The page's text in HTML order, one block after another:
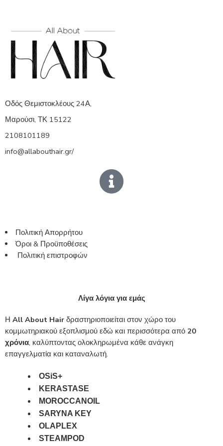
Οδός Θεμιστοκλέους 24Α,
Μαρούσι, ΤΚ 15122
2108101189
info@allabouthair.gr/
Πολιτική Απορρήτου
Όροι & Προϋποθέσεις
Πολιτική επιστροφών
Λίγα λόγια για εμάς
Η All About Hair δραστηριοποιείται στον χώρο του
κομμωτηριακού εξοπλισμού εδώ και περισσότερα από 20
χρόνια, καλύπτοντας ολοκληρωμένα κάθε ανάγκη
επαγγελματία και καταναλωτή.
OSiS+
KERASTASE
MOROCCANOIL
SARYNA KEY
OLAPLEX
STEAMPOD